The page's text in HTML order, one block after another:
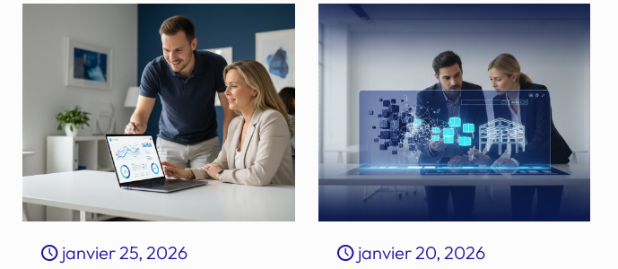
janvier 25, 2026 janvier 20, 2026